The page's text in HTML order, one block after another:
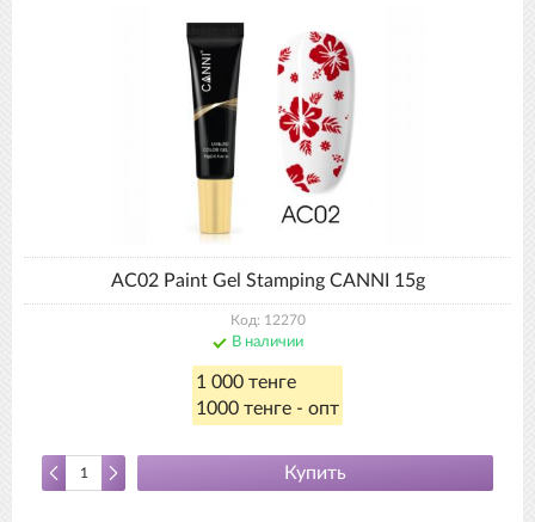
AC02 Paint Gel Stamping CANNI 15g
Код: 12270
В наличии
1 000 тенге
1000 тенге - опт
Купить